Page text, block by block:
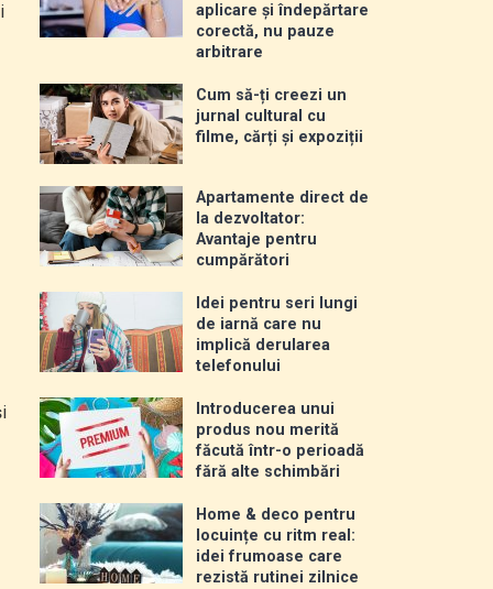
aplicare și îndepărtare
corectă, nu pauze
arbitrare
Cum să-ți creezi un
jurnal cultural cu
filme, cărți și expoziții
Apartamente direct de
la dezvoltator:
Avantaje pentru
cumpărători
Idei pentru seri lungi
de iarnă care nu
implică derularea
telefonului
Introducerea unui
produs nou merită
făcută într-o perioadă
fără alte schimbări
Home & deco pentru
locuințe cu ritm real:
idei frumoase care
rezistă rutinei zilnice